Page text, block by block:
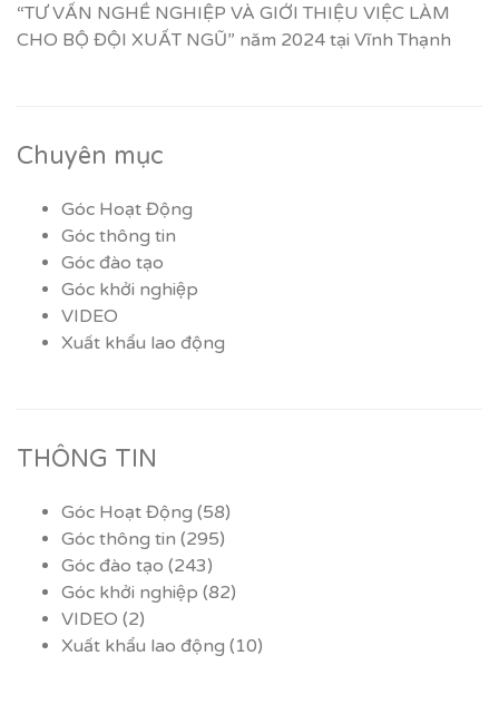
“TƯ VẤN NGHỀ NGHIỆP VÀ GIỚI THIỆU VIỆC LÀM
CHO BỘ ĐỘI XUẤT NGŨ” năm 2024 tại Vĩnh Thạnh
Chuyên mục
Góc Hoạt Động
Góc thông tin
Góc đào tạo
Góc khởi nghiệp
VIDEO
Xuất khẩu lao động
THÔNG TIN
Góc Hoạt Động (58)
Góc thông tin (295)
Góc đào tạo (243)
Góc khởi nghiệp (82)
VIDEO (2)
Xuất khẩu lao động (10)